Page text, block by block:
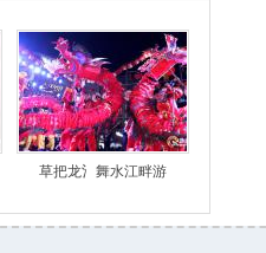
草把龙氵舞水江畔游